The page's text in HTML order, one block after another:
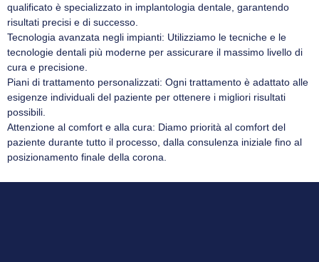
qualificato è specializzato in implantologia dentale, garantendo
risultati precisi e di successo.
Tecnologia avanzata negli impianti: Utilizziamo le tecniche e le
tecnologie dentali più moderne per assicurare il massimo livello di
cura e precisione.
Piani di trattamento personalizzati: Ogni trattamento è adattato alle
esigenze individuali del paziente per ottenere i migliori risultati
possibili.
Attenzione al comfort e alla cura: Diamo priorità al comfort del
paziente durante tutto il processo, dalla consulenza iniziale fino al
posizionamento finale della corona.